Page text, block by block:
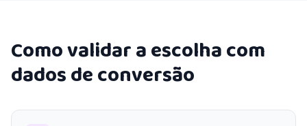
Como validar a escolha com
dados de conversão